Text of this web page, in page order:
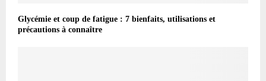
Glycémie et coup de fatigue : 7 bienfaits, utilisations et
précautions à connaître